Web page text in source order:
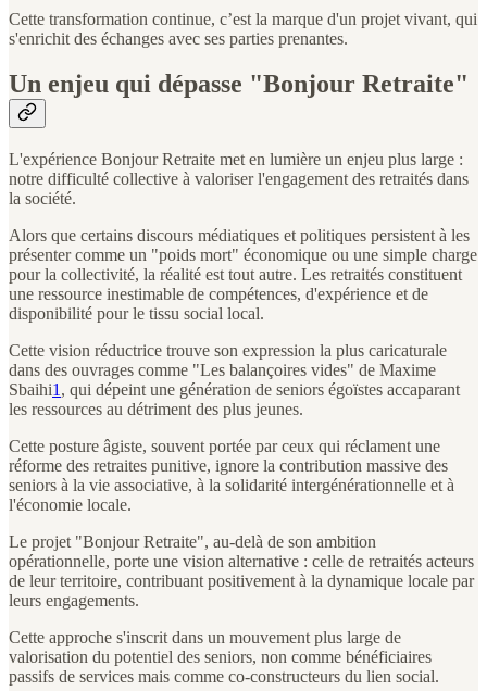
Cette transformation continue, c’est la marque d'un projet vivant, qui
s'enrichit des échanges avec ses parties prenantes.
Un enjeu qui dépasse "Bonjour Retraite"
L'expérience Bonjour Retraite met en lumière un enjeu plus large :
notre difficulté collective à valoriser l'engagement des retraités dans
la société.
Alors que certains discours médiatiques et politiques persistent à les
présenter comme un "poids mort" économique ou une simple charge
pour la collectivité, la réalité est tout autre. Les retraités constituent
une ressource inestimable de compétences, d'expérience et de
disponibilité pour le tissu social local.
Cette vision réductrice trouve son expression la plus caricaturale
dans des ouvrages comme "Les balançoires vides" de Maxime
Sbaihi1 , qui dépeint une génération de seniors égoïstes accaparant
les ressources au détriment des plus jeunes.
Cette posture âgiste, souvent portée par ceux qui réclament une
réforme des retraites punitive, ignore la contribution massive des
seniors à la vie associative, à la solidarité intergénérationnelle et à
l'économie locale.
Le projet "Bonjour Retraite", au-delà de son ambition
opérationnelle, porte une vision alternative : celle de retraités acteurs
de leur territoire, contribuant positivement à la dynamique locale par
leurs engagements.
Cette approche s'inscrit dans un mouvement plus large de
valorisation du potentiel des seniors, non comme bénéficiaires
passifs de services mais comme co-constructeurs du lien social.